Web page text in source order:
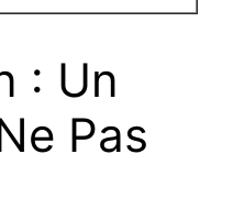
: Un
Pas